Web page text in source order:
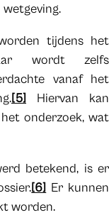
tijdens het
wordt zelfs
vanaf het
[5] Hiervan kan
onderzoek, wat
betekend, is er
[6] Er kunnen
worden.